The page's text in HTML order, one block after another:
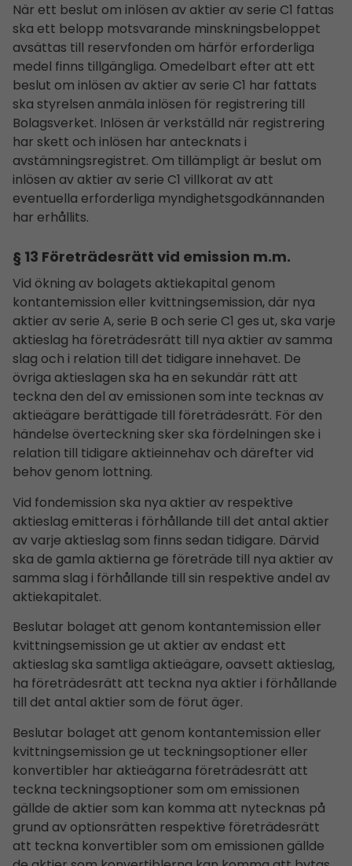
När ett beslut om inlösen av aktier av serie C1 fattas
ska ett belopp motsvarande minskningsbeloppet
avsättas till reservfonden om härför erforderliga
medel finns tillgängliga. Omedelbart efter att ett
beslut om inlösen av aktier av serie C1 har fattats
ska styrelsen anmäla inlösen för registrering till
Bolagsverket. Inlösen är verkställd när registrering
har skett och inlösen har antecknats i
avstämningsregistret. Om tillämpligt är beslut om
inlösen av aktier av serie C1 villkorat av att
eventuella erforderliga myndighetsgodkännanden
har erhållits.
§ 13 Företrädesrätt vid emission m.m.
Vid ökning av bolagets aktiekapital genom
kontantemission eller kvittningsemission, där nya
aktier av serie A, serie B och serie C1 ges ut, ska varje
aktieslag ha företrädesrätt till nya aktier av samma
slag och i relation till det tidigare innehavet. De
övriga aktieslagen ska ha en sekundär rätt att
teckna den del av emissionen som inte tecknas av
aktieägare berättigade till företrädesrätt. För den
händelse överteckning sker ska fördelningen ske i
relation till tidigare aktieinnehav och därefter vid
behov genom lottning.
Vid fondemission ska nya aktier av respektive
aktieslag emitteras i förhållande till det antal aktier
av varje aktieslag som finns sedan tidigare. Därvid
ska de gamla aktierna ge företräde till nya aktier av
samma slag i förhållande till sin respektive andel av
aktiekapitalet.
Beslutar bolaget att genom kontantemission eller
kvittningsemission ge ut aktier av endast ett
aktieslag ska samtliga aktieägare, oavsett aktieslag,
ha företrädesrätt att teckna nya aktier i förhållande
till det antal aktier som de förut äger.
Beslutar bolaget att genom kontantemission eller
kvittningsemission ge ut teckningsoptioner eller
konvertibler har aktieägarna företrädesrätt att
teckna teckningsoptioner som om emissionen
gällde de aktier som kan komma att nytecknas på
grund av optionsrätten respektive företrädesrätt
att teckna konvertibler som om emissionen gällde